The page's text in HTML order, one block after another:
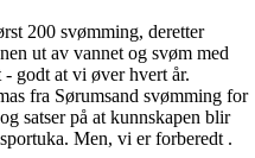
200 svømming, deretter
ut av vannet og svøm med
godt at vi øver hvert år.
fra Sørumsand svømming for
satser på at kunnskapen blir
Men, vi er forberedt .